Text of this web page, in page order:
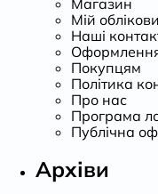
Магазин
Мій
Наші
Покупцям
Політика
Про нас
Програма
Публічна
Архіви